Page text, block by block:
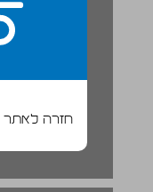
חזרה לאתר